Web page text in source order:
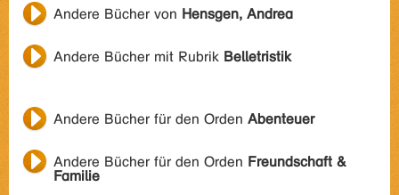
Andere Bücher von Hensgen, Andrea
Andere Bücher mit Rubrik Belletristik
Andere Bücher für den Orden Abenteuer
Andere Bücher für den Orden Freundschaft &
Familie